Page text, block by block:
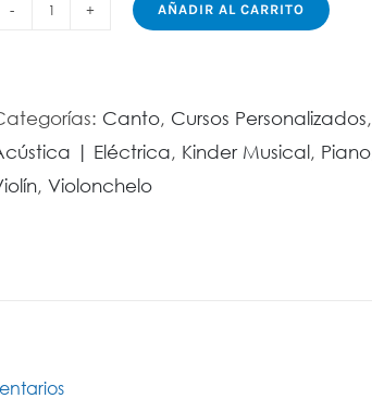
cantidad
AÑADIR AL CARRITO
Canto, Cursos Personalizados,
| Eléctrica, Kinder Musical, Piano
, Violonchelo